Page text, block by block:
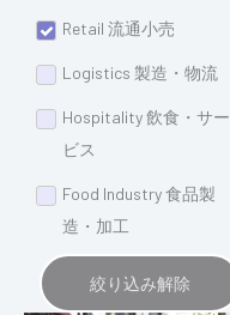
Retail 流通小売
Logistics 製造・物流
Hospitality 飲食・サー
ビス
Food Industry 食品製
造・加工
絞り込み解除